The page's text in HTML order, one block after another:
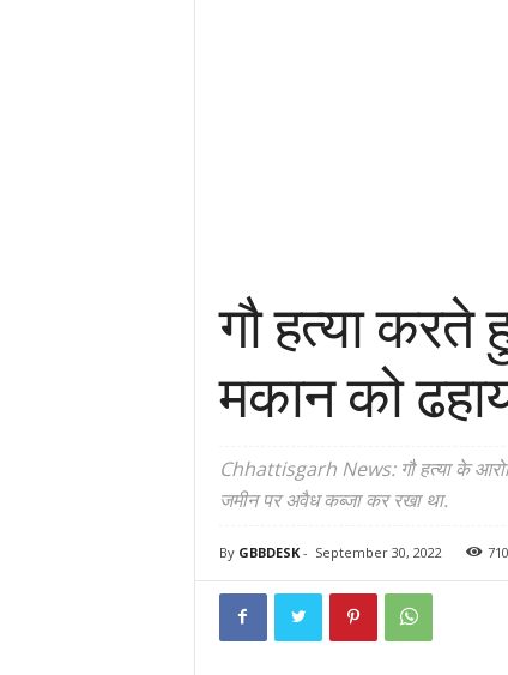
गौ हत्या
मकान को
Chhattisgarh News: गौ हत्या के
जमीन पर अवैध कब्जा कर रखा था.
By GBBDESK- September 30, 2022 710